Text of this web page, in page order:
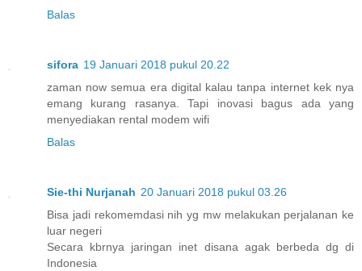
Balas
sifora 19 Januari 2018 pukul 20.22
zaman now semua era digital kalau tanpa internet kek nya
emang kurang rasanya. Tapi inovasi bagus ada yang
menyediakan rental modem wifi
Balas
Sie-thi Nurjanah 20 Januari 2018 pukul 03.26
Bisa jadi rekomemdasi nih yg mw melakukan perjalanan ke
luar negeri
Secara kbrnya jaringan inet disana agak berbeda dg di
Indonesia